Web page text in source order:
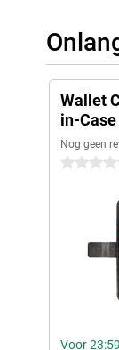
Wallet
in-Case
Nog geen
0 sterren
Voor